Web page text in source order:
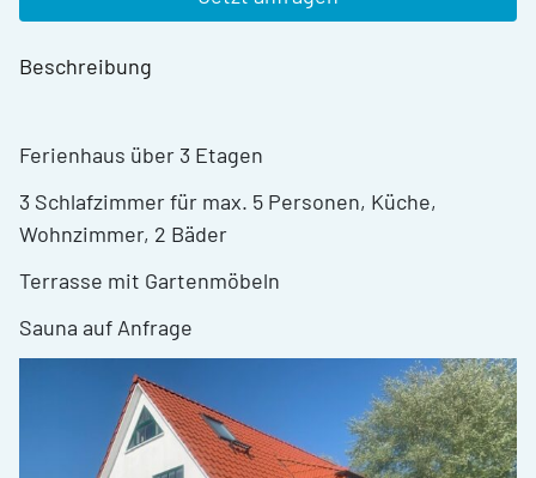
Beschreibung
Ferienhaus über 3 Etagen
3 Schlafzimmer für max. 5 Personen, Küche,
Wohnzimmer, 2 Bäder
Terrasse mit Gartenmöbeln
Sauna auf Anfrage